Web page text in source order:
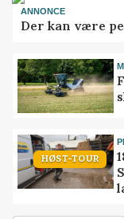
ANNONCE
Der kan være
HØST-TOUR